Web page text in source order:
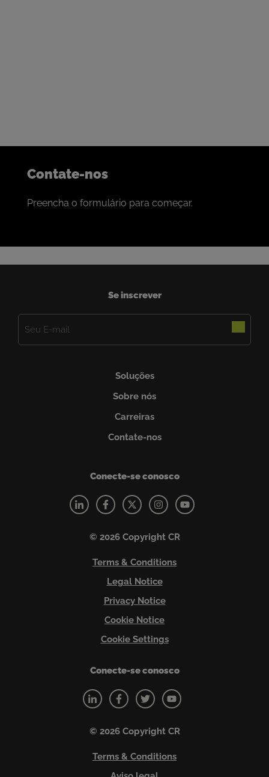
Contate-nos
Preencha o formulário para começar.
Se inscrever
Soluções
Sobre nós
Carreiras
Contate-nos
Conecte-se conosco
© 2026 Copyright CR
Terms & Conditions
Legal Notice
Privacy Notice
Cookie Notice
Cookie Settings
Conecte-se conosco
© 2026 Copyright CR
Terms & Conditions